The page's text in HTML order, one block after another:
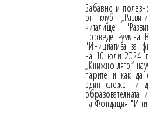
Забавно и
от клуб
читалище
проведе Румяна
"Инициатива за
на 10 юли 2024
„Книжно лято“
парите и как да
един сложен и
на Фондация